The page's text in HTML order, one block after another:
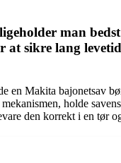
man
at sikre lang
en Makita bajonetsav
holde
den korrekt i en tør